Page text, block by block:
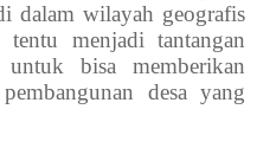
dalam wilayah geografis
menjadi tantangan
bisa memberikan
desa yang